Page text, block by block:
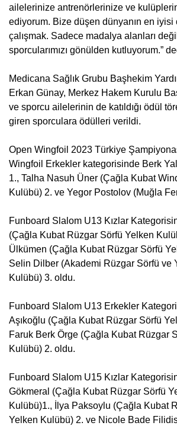
ailelerinize antrenörlerinize ve
ediyorum. Bize düşen dünyanın en
çalışmak. Sadece madalya alanları
sporcularımızı gönülden kutluyorum.”
Medicana Sağlık Grubu Başhekim
Erkan Günay, Merkez Hakem Kurulu
ve sporcu ailelerinin de katıldığı ödül
giren sporculara ödülleri verildi.
Open Wingfoil 2023 Türkiye
Wingfoil Erkekler kategorisinde Berk
1., Talha Nasuh Üner (Çağla Kubat
Kulübü) 2. ve Yegor Postolov (Muğla
Funboard Slalom U13 Kızlar
(Çağla Kubat Rüzgar Sörfü Yelken
Ülkümen (Çağla Kubat Rüzgar Sörfü
Selin Dilber (Akademi Rüzgar Sörfü ve
Kulübü) 3. oldu.
Funboard Slalom U13 Erkekler
Aşıkoğlu (Çağla Kubat Rüzgar Sörfü
Faruk Berk Örge (Çağla Kubat Rüzgar
Kulübü) 2. oldu.
Funboard Slalom U15 Kızlar
Gökmeral (Çağla Kubat Rüzgar Sörfü
Kulübü)1., İlya Paksoylu (Çağla Kubat
Yelken Kulübü) 2. ve Nicole Bade